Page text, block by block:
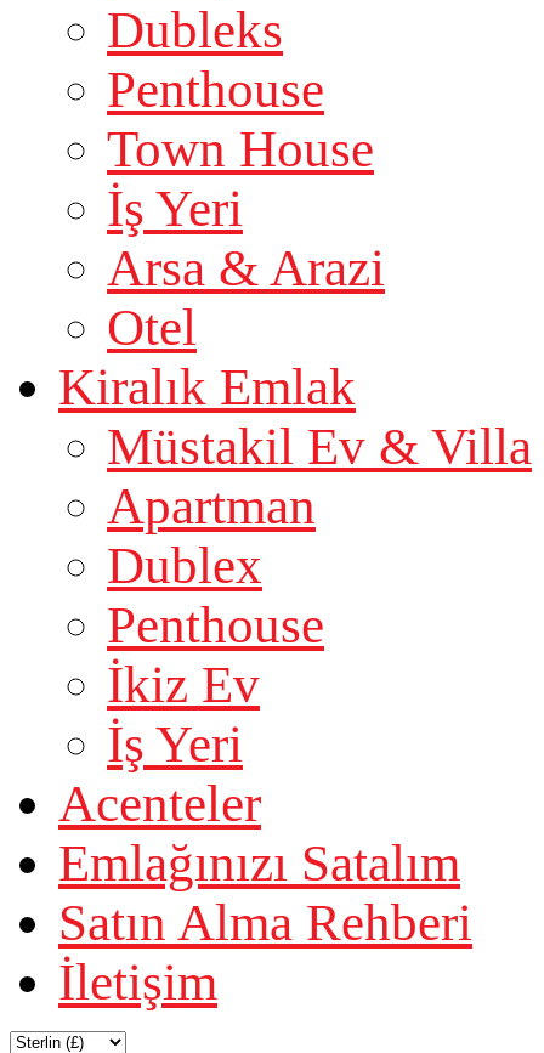
Dubleks
Penthouse
Town House
İş Yeri
Arsa & Arazi
Otel
Kiralık Emlak
Müstakil Ev & Villa
Apartman
Dublex
Penthouse
İkiz Ev
İş Yeri
Acenteler
Emlağınızı Satalım
Satın Alma Rehberi
İletişim